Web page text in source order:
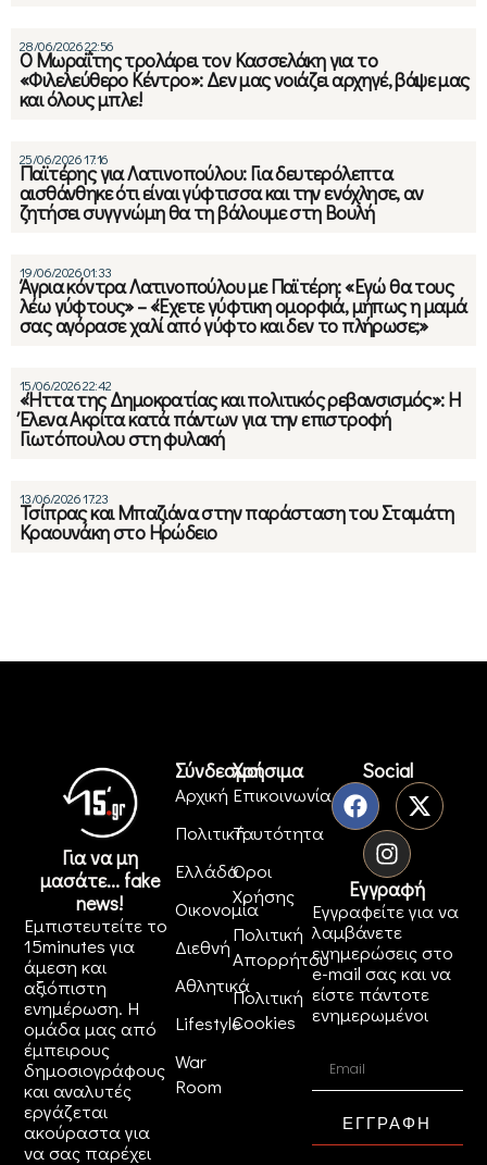
28/06/2026 22:56
Ο Μωραΐτης τρολάρει τον Κασσελάκη για το
«Φιλελεύθερο Κέντρο»: Δεν μας νοιάζει αρχηγέ, βάψε μας
και όλους μπλε!
25/06/2026 17:16
Παϊτέρης για Λατινοπούλου: Για δευτερόλεπτα
αισθάνθηκε ότι είναι γύφτισσα και την ενόχλησε, αν
ζητήσει συγγνώμη θα τη βάλουμε στη Βουλή
19/06/2026 01:33
Άγρια κόντρα Λατινοπούλου με Παϊτέρη: «Εγώ θα τους
λέω γύφτους» – «Έχετε γύφτικη ομορφιά, μήπως η μαμά
σας αγόρασε χαλί από γύφτο και δεν το πλήρωσε;»
15/06/2026 22:42
«Ήττα της Δημοκρατίας και πολιτικός ρεβανσισμός»: Η
Έλενα Ακρίτα κατά πάντων για την επιστροφή
Γιωτόπουλου στη φυλακή
13/06/2026 17:23
Τσίπρας και Μπαζιάνα στην παράσταση του Σταμάτη
Κραουνάκη στο Ηρώδειο
Για να μη
μασάτε... fake
news!
Εμπιστευτείτε το
15minutes για
άμεση και
αξιόπιστη
ενημέρωση. Η
ομάδα μας από
έμπειρους
δημοσιογράφους
και αναλυτές
εργάζεται
ακούραστα για
να σας παρέχει
Σύνδεσμοι
Αρχική
Πολιτική
Ελλάδα
Οικονομία
Διεθνή
Αθλητικά
Lifestyle
War
Room
Χρήσιμα
Επικοινωνία
Ταυτότητα
Όροι
Χρήσης
Πολιτική
Απορρήτου
Πολιτική
Cookies
Social
Εγγραφή
Εγγραφείτε για να
λαμβάνετε
ενημερώσεις στο
e-mail σας και να
είστε πάντοτε
ενημερωμένοι
ΕΓΓΡΑΦΗ